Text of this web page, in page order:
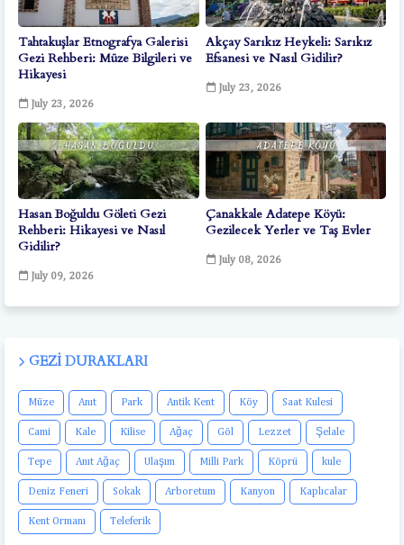
Tahtakuşlar Etnografya Galerisi
Gezi Rehberi: Müze Bilgileri ve
Hikayesi
July 23, 2026
Akçay Sarıkız Heykeli: Sarıkız
Efsanesi ve Nasıl Gidilir?
July 23, 2026
Hasan Boğuldu Göleti Gezi
Rehberi: Hikayesi ve Nasıl
Gidilir?
July 09, 2026
Çanakkale Adatepe Köyü:
Gezilecek Yerler ve Taş Evler
July 08, 2026
GEZI DURAKLARI
Müze Anıt Park Antik Kent Köy Saat Kulesi
Cami Kale Kilise Ağaç Göl Lezzet Şelale
Tepe Anıt Ağaç Ulaşım Milli Park Köprü kule
Deniz Feneri Sokak Arboretum Kanyon Kaplıcalar
Kent Ormanı Teleferik